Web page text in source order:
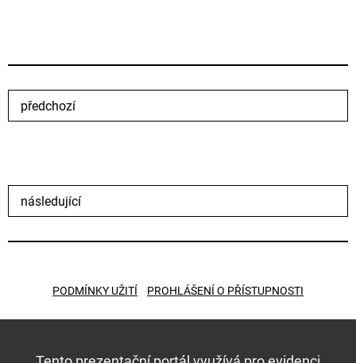
předchozí
následující
PODMÍNKY UŽITÍ PROHLÁŠENÍ O PŘÍSTUPNOSTI